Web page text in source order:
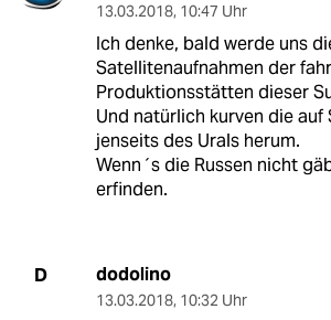
13.03.2018, 10:47 Uhr
Ich denke, bald werde uns
Satellitenaufnahmen der
Produktionsstätten dieser
Und natürlich kurven die
jenseits des Urals herum.
Wenn´s die Russen nicht
erfinden.
D dodolino
13.03.2018, 10:32 Uhr